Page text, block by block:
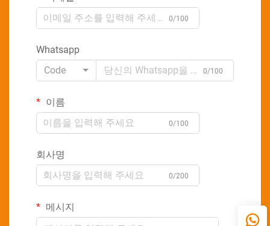
0/100
Whatsapp
Code
0/100
이름
0/100
회사명
0/200
메시지